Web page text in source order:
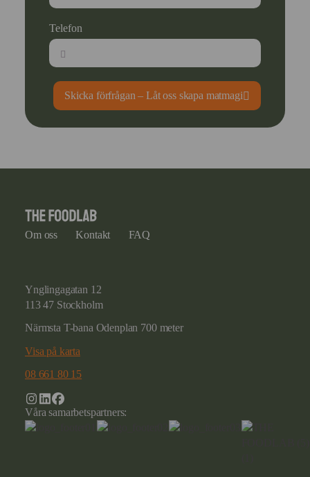
Telefon
Skicka förfrågan – Låt oss skapa matmagi
Om oss Kontakt FAQ
Ynglingagatan 12
113 47 Stockholm
Närmsta T-bana Odenplan 700 meter
Visa på karta
08 661 80 15
Våra samarbetspartners: